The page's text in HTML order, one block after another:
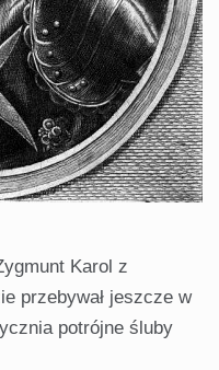
Karol z
przebywał jeszcze w
potrójne śluby